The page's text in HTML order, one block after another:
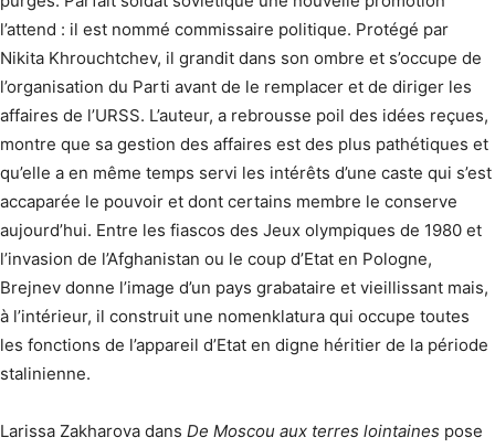
l’attend : il est nommé commissaire politique. Protégé par
Nikita Khrouchtchev, il grandit dans son ombre et s’occupe de
l’organisation du Parti avant de le remplacer et de diriger les
affaires de l’URSS. L’auteur, a rebrousse poil des idées reçues,
montre que sa gestion des affaires est des plus pathétiques et
qu’elle a en même temps servi les intérêts d’une caste qui s’est
accaparée le pouvoir et dont certains membre le conserve
aujourd’hui. Entre les fiascos des Jeux olympiques de 1980 et
l’invasion de l’Afghanistan ou le coup d’Etat en Pologne,
Brejnev donne l’image d’un pays grabataire et vieillissant mais,
à l’intérieur, il construit une nomenklatura qui occupe toutes
les fonctions de l’appareil d’Etat en digne héritier de la période
stalinienne.
Larissa Zakharova dans De Moscou aux terres lointaines pose